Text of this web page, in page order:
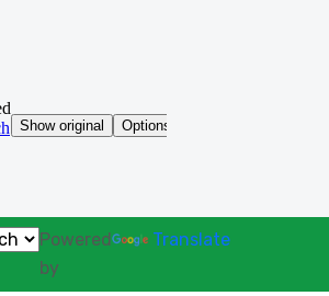
Powered
by
Translate